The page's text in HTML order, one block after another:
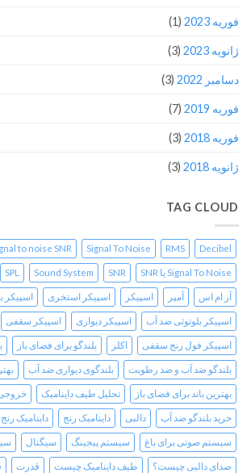
فوریه 2023 (1)
ژانویه 2023 (3)
دسامبر 2022 (3)
فوریه 2019 (7)
فوریه 2018 (3)
ژانویه 2018 (3)
TAG CLOUD
Decibel
RMS
Signal To Noise
to noise SNR
Signal To Noise یا SNR SNR
Sound System
SPL
آر ام اس آمپر اسپیکر اسپیکر استخری اسپیکر
اسپیکر بلوتوثی ضد آب اسپیکر دیواری اسپیکر سقفی
اسپیکر فول رنج سقفی اکلر بلندگو برای فضای باز
بلندگو ضد آب و ضد رطوبت بلندگوی دیواری ضد آب
بهترین باند برای فضای باز تحلیل طیف داینامیک
خرید بلندگو ضد آب دالبی داینامیک رنج داینامیک
سیستم صوتی برای باغ سیستم پیجینگ سیگنال
صدای دالبی چیست؟ طیف داینامیک چیست قدرت